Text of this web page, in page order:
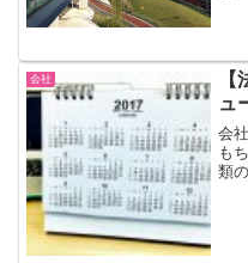
め
会社
ュ
会
も
類